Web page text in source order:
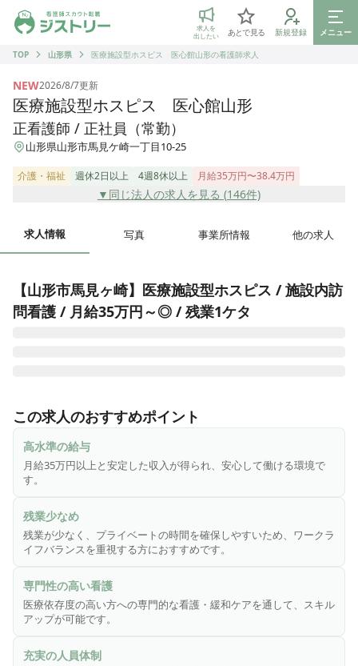
ジストリー 看護師の転職マッチング
求人を
出したい
あとで見る 新規登録
メニュー
TOP
山形県 医療施設型ホスピス 医心館山形の看護師求人
NEW2026/8/7更新
医療施設型ホスピス 医心館山形
正看護師 / 正社員（常勤）
山形県山形市馬見ケ崎一丁目10-25
介護・福祉 週休2日以上 4週8休以上 月給35万円〜38.4万円
▼同じ法人の求人を見る (146件)
求人情報 写真 事業所情報 他の求人
【山形市馬見ヶ崎】医療施設型ホスピス / 施設内訪
問看護 / 月給35万円～◎ / 残業1ケタ
高い方をお受け入れし、大切な時間を穏やかに過ごしていた
だくための、安らぎの療養の場です。医療施設型ホスピスと
して皆様からのニーズにお応えし、療養環境の地域間格差の
是正に貢献するため、全国各地で医心館を展開しています。
終末期のがんや神経変性疾患を患う方、人工呼吸器を使用し
ている方、頻繁な喀痰吸引が必要な方――などの医療依存度
が高い方々。そうした方々に安心して療養生活を送っていた
だくため、充実の人員体制を整えています。
◎こんな方にピッタリ！！
・緩和ケアやホスピスに興味がある方
・病院での経験を活かし、新たな分野にチャレンジしたい方
・施設未経験だけど働いてみたい方
この求人のおすすめポイント
高水準の給与
月給35万円以上と安定した収入が得られ、安心して働ける環境で
す。
残業少なめ
残業が少なく、プライベートの時間を確保しやすいため、ワークラ
イフバランスを重視する方におすすめです。
専門性の高い看護
医療依存度の高い方への専門的な看護・緩和ケアを通して、スキル
アップが可能です。
充実の人員体制